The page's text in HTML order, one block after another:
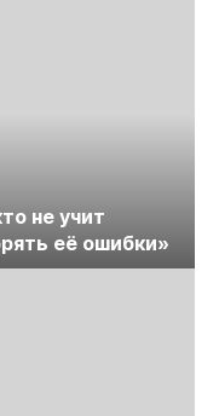
не учит
её ошибки»